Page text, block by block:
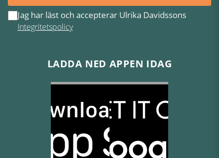
Jag har läst och accepterar Ulrika Davidssons
Integritetspolicy
LADDA NED APPEN IDAG